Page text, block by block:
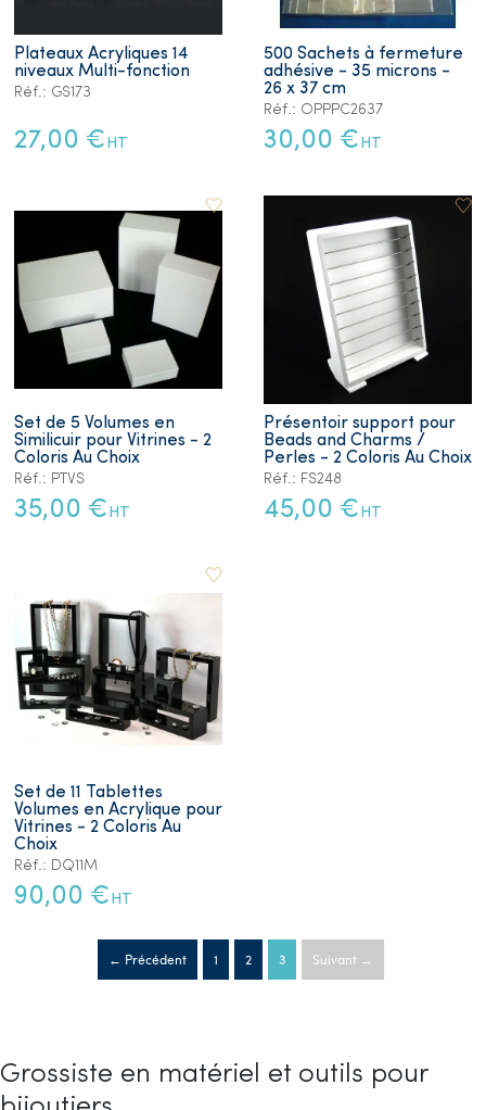
Plateaux Acryliques 14
niveaux Multi-fonction
Réf.: GS173
27,00 € HT
500 Sachets à fermeture
adhésive - 35 microns -
26 x 37 cm
Réf.: OPPPC2637
30,00 € HT
Set de 5 Volumes en
Similicuir pour Vitrines - 2
Coloris Au Choix
Réf.: PTVS
35,00 € HT
Présentoir support pour
Beads and Charms /
Perles - 2 Coloris Au Choix
Réf.: FS248
45,00 € HT
Set de 11 Tablettes
Volumes en Acrylique pour
Vitrines - 2 Coloris Au
Choix
Réf.: DQ11M
90,00 € HT
← Précédent 1 2 3 Suivant →
Grossiste en matériel et outils pour